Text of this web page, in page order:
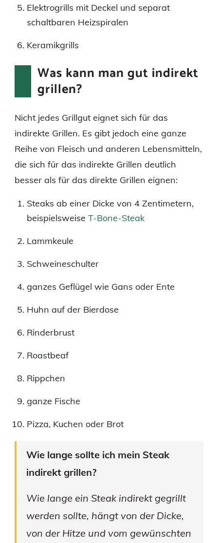
Elektrogrills mit Deckel und separat
schaltbaren Heizspiralen
Keramikgrills
Was kann man gut indirekt
grillen?
Nicht jedes Grillgut eignet sich für das
indirekte Grillen. Es gibt jedoch eine ganze
Reihe von Fleisch und anderen Lebensmitteln,
die sich für das indirekte Grillen deutlich
besser als für das direkte Grillen eignen:
Steaks ab einer Dicke von 4 Zentimetern,
beispielsweise T-Bone-Steak
Lammkeule
Schweineschulter
ganzes Geflügel wie Gans oder Ente
Huhn auf der Bierdose
Rinderbrust
Roastbeaf
Rippchen
ganze Fische
Pizza, Kuchen oder Brot
Wie lange sollte ich mein Steak
indirekt grillen?
Wie lange ein Steak indirekt gegrillt
werden sollte, hängt von der Dicke,
von der Hitze und vom gewünschten